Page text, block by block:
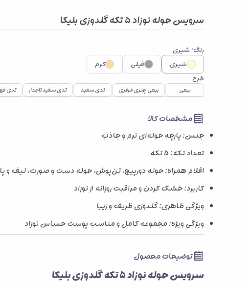
سرویس حوله نوزاد 5 تکه گلدوزی بلیکا
رنگ: شیری
شیری
فیلی
کرم
طرح
ببعی ببعی چتری فرفری تدی سفید تدی سفید تاجدار تدی
مشخصات کالا
جنس: پارچه حوله‌ای نرم و جاذب
تعداد تکه: 5 تکه
اقلام همراه: حوله دورپیچ، تن‌پوش، حوله دست و صورت، لیف و
کاربرد: خشک کردن و مراقبت روزانه از نوزاد
ویژگی ظاهری: گلدوزی ظریف و زیبا
ویژگی ویژه: مجموعه کامل و مناسب پوست حساس نوزاد
توضیحات محصول
سرویس حوله نوزاد 5 تکه گلدوزی بلیکا